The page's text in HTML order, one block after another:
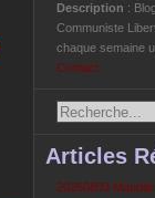
Description :
Communiste
chaque semaine
Contact
Articles
20260803